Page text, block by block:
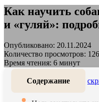
Как научить
и «гуляй»:
Опубликовано: 20.11.2024
Количество просмотров: 126
Время чтения: 6 минут
Содержание